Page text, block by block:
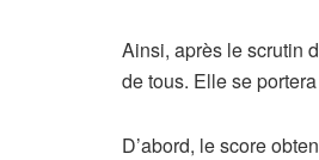
Ainsi, après le scrutin
de tous. Elle se
D’abord, le score